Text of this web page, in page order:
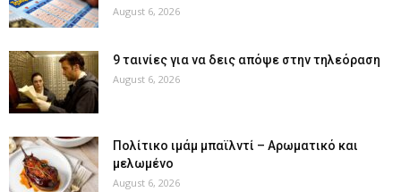
August 6, 2026
9 ταινίες για να δεις απόψε στην τηλεόραση
August 6, 2026
Πολίτικο ιμάμ μπαϊλντί – Αρωματικό και
μελωμένο
August 6, 2026